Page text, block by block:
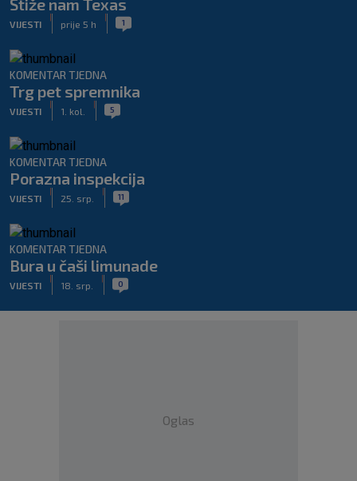
Stiže nam Texas
VIJESTI prije 5 h 1
KOMENTAR TJEDNA
Trg pet spremnika
VIJESTI 1. kol. 5
KOMENTAR TJEDNA
Porazna inspekcija
VIJESTI 25. srp. 11
KOMENTAR TJEDNA
Bura u čaši limunade
VIJESTI 18. srp. 0
Oglas